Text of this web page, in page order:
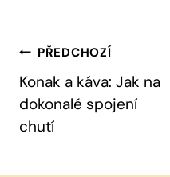
Navigace
Pro
Příspěvek
PŘEDCHOZÍ
Konak a káva: Jak na
dokonalé spojení
chutí